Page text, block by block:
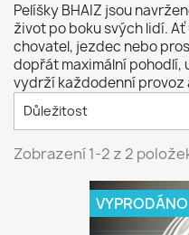
Pelíšky BHAIZ jsou
život po boku svých lidí.
chovatel, jezdec nebo
dopřát maximální pohodlí,
vydrží každodenní provoz
Důležitost
Zobrazení 1-2 z 2
VYPRODÁNO